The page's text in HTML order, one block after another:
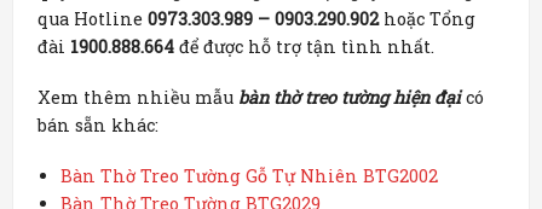
qua Hotline 0973.303.989 – 0903.290.902hoặc Tổng
đài 1900.888.664 để được hỗ trợ tận tình nhất.
Xem thêm nhiều mẫu bàn thờ treo tường hiện đạicó
bán sẵn khác:
Bàn Thờ Treo Tường Gỗ Tự Nhiên BTG2002
Bàn Thờ Treo Tường BTG2029